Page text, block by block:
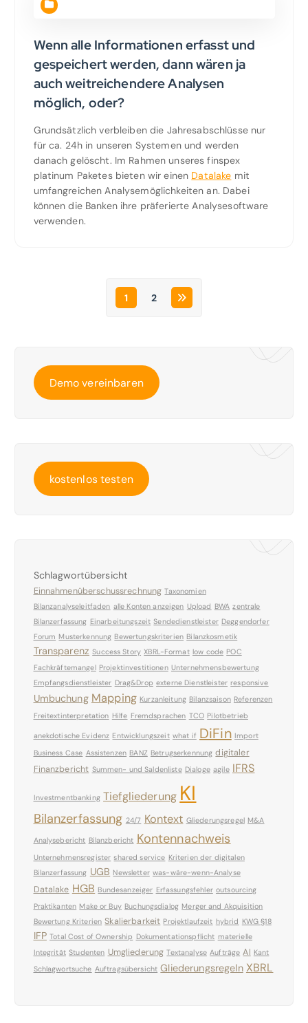
Wenn alle Informationen erfasst und
gespeichert werden, dann wären ja
auch weitreichendere Analysen
möglich, oder?
Grundsätzlich verbleiben die Jahresabschlüsse nur
für ca. 24h in unseren Systemen und werden
danach gelöscht. Im Rahmen unseres finspex
platinum Paketes bieten wir einen Datalake mit
umfangreichen Analysemöglichkeiten an. Dabei
können die Banken ihre präferierte Analysesoftware
verwenden.
1 2
Demo vereinbaren
kostenlos testen
Schlagwortübersicht
Einnahmenüberschussrechnung Taxonomien
Bilanzanalyseleitfaden alle Konten anzeigen Upload BWA zentrale
Bilanzerfassung Einarbeitungszeit Sendedienstleister Deggendorfer
Forum Musterkennung Bewertungskriterien Bilanzkosmetik
Transparenz Success Story XBRL-Format low code POC
Fachkräftemangel Projektinvestitionen Unternehmensbewertung
Empfangsdienstleister Drag&Drop externe Dienstleister responsive
Umbuchung Mapping Kurzanleitung Bilanzsaison Referenzen
Freitextinterpretation Hilfe Fremdsprachen TCO Pilotbetrieb
anekdotische Evidenz Entwicklungszeit what if DiFin Import
Business Case Assistenzen BANZ Betrugserkennung digitaler
Finanzbericht Summen- und Saldenliste Dialoge agile IFRS
Investmentbanking Tiefgliederung KI
Bilanzerfassung 24/7 Kontext Gliederungsregel M&A
Analysebericht Bilanzbericht Kontennachweis
Unternehmensregister shared service Kriterien der digitalen
Bilanzerfassung UGB Newsletter was-wäre-wenn-Analyse
Datalake HGB Bundesanzeiger Erfassungsfehler outsourcing
Praktikanten Make or Buy Buchungsdialog Merger and Akquisition
Bewertung Kriterien Skalierbarkeit Projektlaufzeit hybrid KWG §18
IFP Total Cost of Ownership Dokumentationspflicht materielle
Integrität Studenten Umgliederung Textanalyse Aufträge AI Kant
Schlagwortsuche Auftragsübersicht Gliederungsregeln XBRL